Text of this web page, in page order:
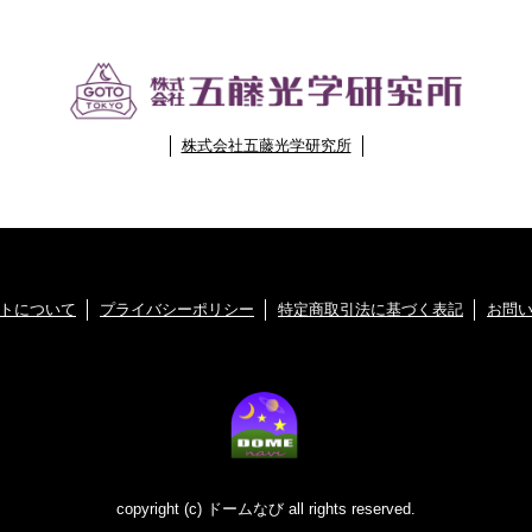
株式会社五藤光学研究所
について プライバシーポリシー 特定商取引法に基づく表記 お問
copyright (c) ドームなび all rights reserved.